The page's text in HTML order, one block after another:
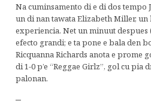
Na cuminsamento di e di dos tempo
un di nan tawata Elizabeth Miller,
experiencia. Net un minuut despues
efecto grandi; e ta pone e bala den
Ricquanna Richards anota e prome
di 1-0 p’e “Reggae Girlz”, gol cu pia
palonan.
–